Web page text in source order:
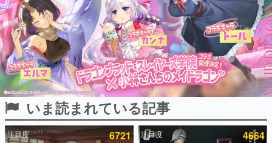
ピックアップ
いま読まれている記事
注目度 6721 注目度 4664